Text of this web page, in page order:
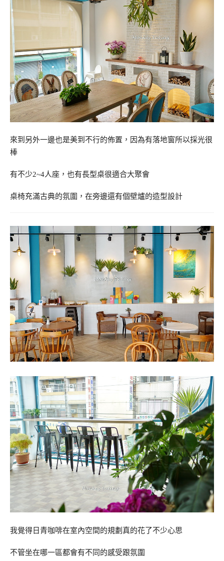
來到另外一邊也是美到不行的佈置，因為有落地窗所以採光很
棒
有不少2~4人座，也有長型桌很適合大聚會
桌椅充滿古典的氛圍，在旁邊還有個壁爐的造型設計
我覺得日青咖啡在室內空間的規劃真的花了不少心思
不管坐在哪一區都會有不同的感受跟氛圍